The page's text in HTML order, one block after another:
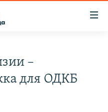
–
для ОДКБ